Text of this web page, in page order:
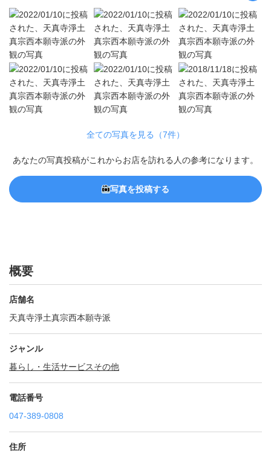
全ての写真を見る（7件）
あなたの写真投稿がこれからお店を訪れる人の参考になります。
写真を投稿する
概要
店舗名
天真寺淨土真宗西本願寺派
ジャンル
暮らし・生活サービスその他
電話番号
047-389-0808
住所